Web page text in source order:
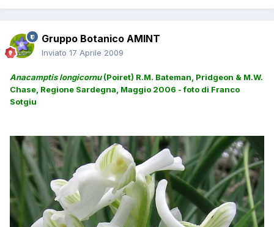
Gruppo Botanico AMINT
Inviato 17 Aprile 2009
Anacamptis longicornu(Poiret) R.M. Bateman, Pridgeon & M.W.
Chase, Regione Sardegna, Maggio 2006 - foto di Franco
Sotgiu